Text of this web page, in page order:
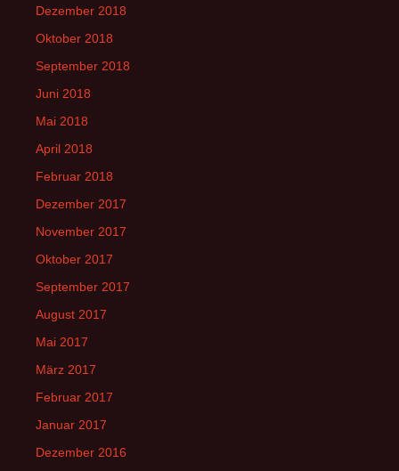
Dezember 2018
Oktober 2018
September 2018
Juni 2018
Mai 2018
April 2018
Februar 2018
Dezember 2017
November 2017
Oktober 2017
September 2017
August 2017
Mai 2017
März 2017
Februar 2017
Januar 2017
Dezember 2016